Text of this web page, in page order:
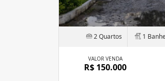
2 Quartos 1
VALOR VENDA
R$ 150.000